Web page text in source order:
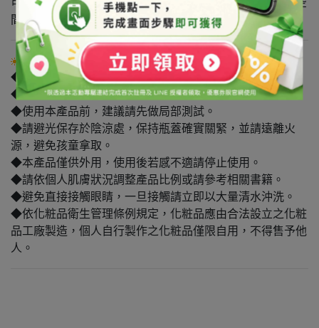
可在棉布或手帕滴上數滴精油，置於浴室或衣櫃驅蟲並使空
間充滿天然香氣。
注意事項
◆禁止用於食品。
◆本產品為原料，須稀釋後始可使用。
◆使用本產品前，建議請先做局部測試。
◆請避光保存於陰涼處，保持瓶蓋確實關緊，並請遠離火
源，避免孩童拿取。
◆本產品僅供外用，使用後若感不適請停止使用。
◆請依個人肌膚狀況調整產品比例或請參考相關書籍。
◆避免直接接觸眼睛，一旦接觸請立即以大量清水沖洗。
◆依化粧品衛生管理條例規定，化粧品應由合法設立之化粧
品工廠製造，個人自行製作之化粧品僅限自用，不得售予他
人。